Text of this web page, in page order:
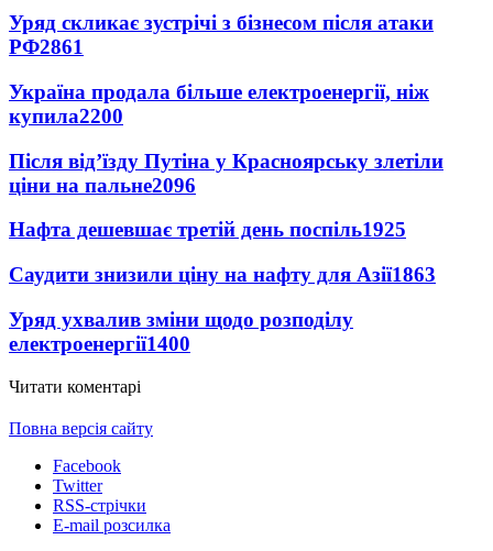
Уряд скликає зустрічі з бізнесом після атаки
РФ2861
Україна продала більше електроенергії, ніж
купила2200
Після від’їзду Путіна у Красноярську злетіли
ціни на пальне2096
Нафта дешевшає третій день поспіль1925
Саудити знизили ціну на нафту для Азії1863
Уряд ухвалив зміни щодо розподілу
електроенергії1400
Читати коментарі
Повна версія сайту
Facebook
Twitter
RSS-стрічки
E-mail розсилка